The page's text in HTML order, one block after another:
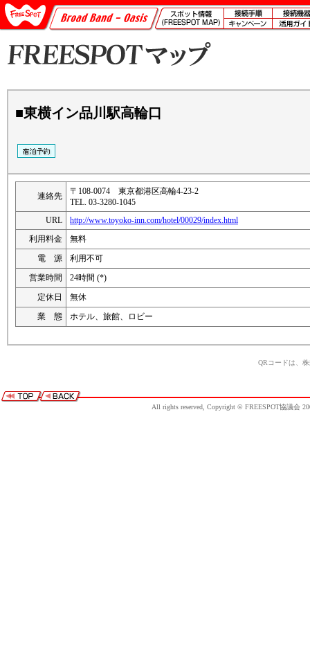
■東横イン品川駅高輪口
連絡先
〒108-0074 東京都港区高輪4-23-2
TEL. 03-3280-1045
URL
http://www.toyoko-inn.com/hotel/00029/index.html
利用料金
無料
電 源
利用不可
営業時間
24時間 (*)
定休日
無休
業 態
ホテル、旅館、ロビー
QRコードは、
All rights reserved, Copyright © FREESPOT協議会